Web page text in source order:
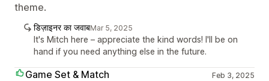
theme.
डिज़ाइनर का जवाबMar 5, 2025
It's Mitch here – appreciate the kind words! I'll be on
hand if you need anything else in the future.
Game Set & Match Feb 3, 2025